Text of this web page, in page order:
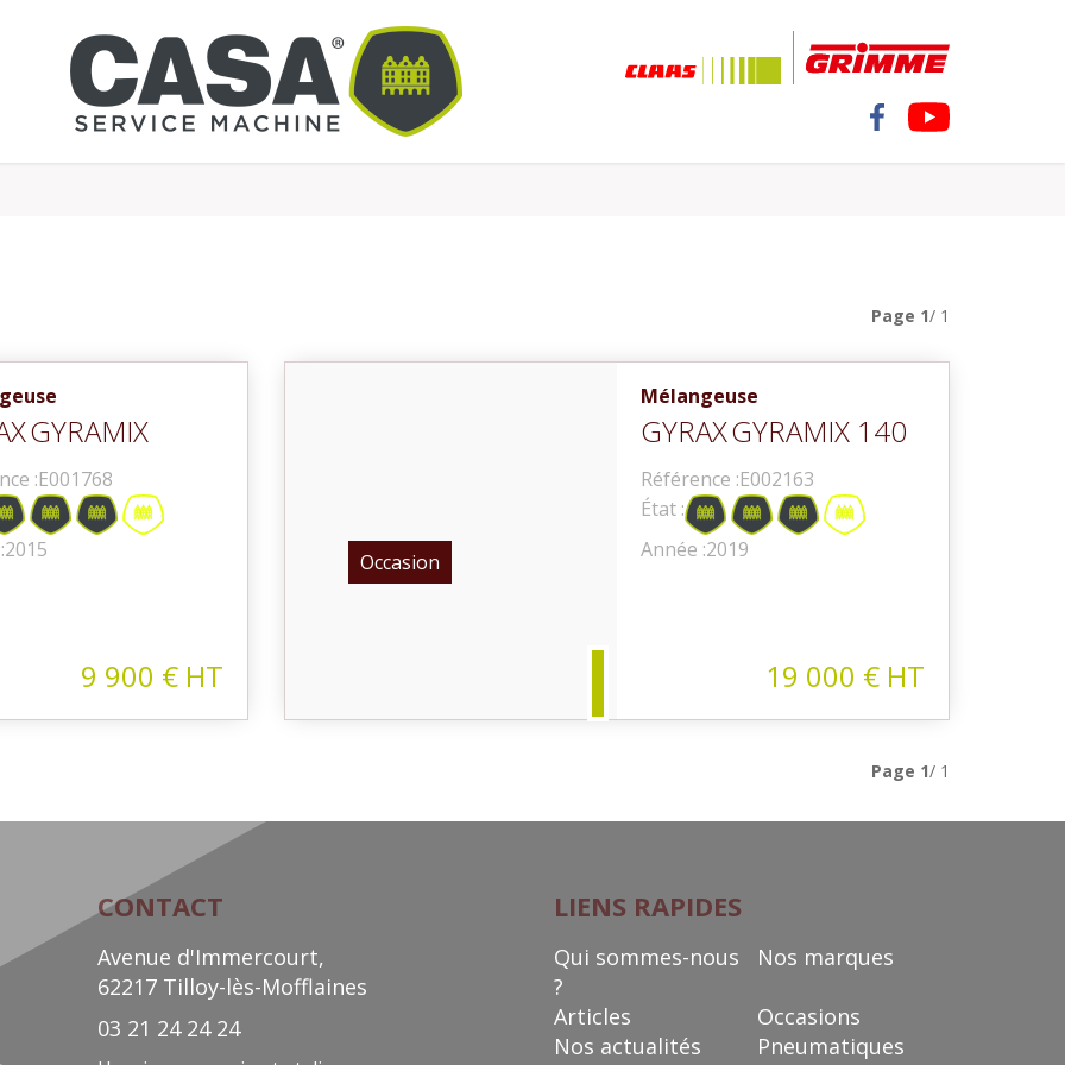
Page 1/ 1
GYRAMIX
:E001768
2015
9 900 € HT
Occasion
Mélangeuse
GYRAXGYRAMIX 140
Référence :E002163
État :
Année :2019
19 000 € HT
Page 1/ 1
CONTACT
Avenue d'Immercourt,
62217 Tilloy-lès-Mofflaines
03 21 24 24 24
LIENS RAPIDES
Qui sommes-nous
?
Nos marques
Articles
Occasions
Nos actualités
Pneumatiques